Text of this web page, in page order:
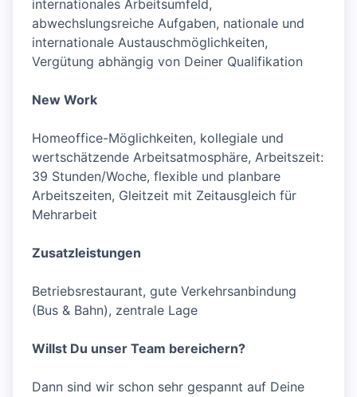
internationales Arbeitsumfeld,
abwechslungsreiche Aufgaben, nationale und
internationale Austauschmöglichkeiten,
Vergütung abhängig von Deiner Qualifikation
New Work
Homeoffice-Möglichkeiten, kollegiale und
wertschätzende Arbeitsatmosphäre, Arbeitszeit:
39 Stunden/Woche, flexible und planbare
Arbeitszeiten, Gleitzeit mit Zeitausgleich für
Mehrarbeit
Zusatzleistungen
Betriebsrestaurant, gute Verkehrsanbindung
(Bus & Bahn), zentrale Lage
Willst Du unser Team bereichern?
Dann sind wir schon sehr gespannt auf Deine